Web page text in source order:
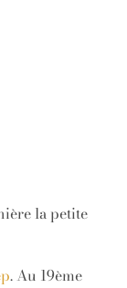
la petite
. Au 19ème